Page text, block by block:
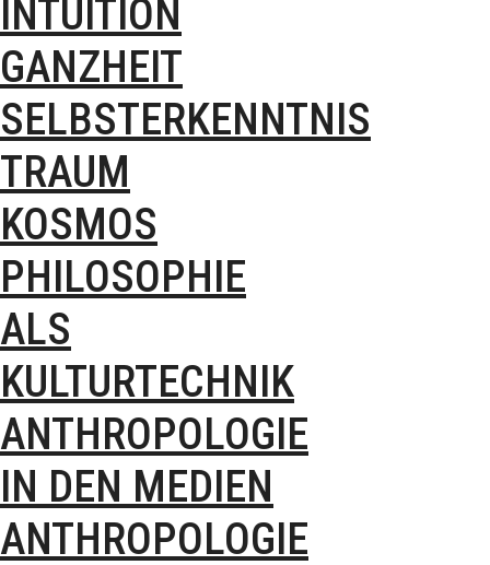
INTUITION
GANZHEIT
SELBSTERKENNTNIS
TRAUM
KOSMOS
PHILOSOPHIE
ALS
KULTURTECHNIK
ANTHROPOLOGIE
IN DEN MEDIEN
ANTHROPOLOGIE